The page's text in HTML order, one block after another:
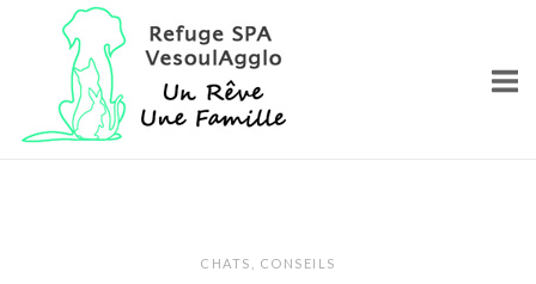
Home
CHATS CONSEILS